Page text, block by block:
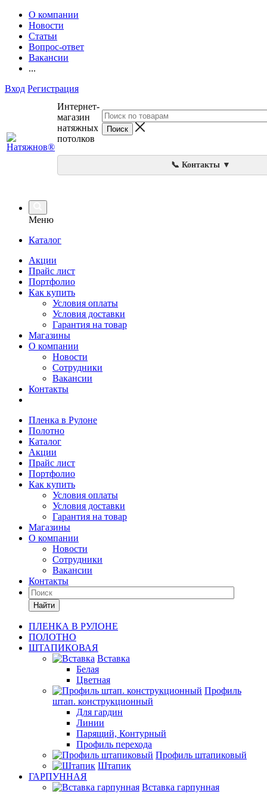
О компании
Новости
Статьи
Вопрос-ответ
Вакансии
...
Вход Регистрация
Интернет-
магазин
натяжных
потолков
📞 Контакты ▼
Меню
Каталог
Акции
Прайс лист
Портфолио
Как купить
Условия оплаты
Условия доставки
Гарантия на товар
Магазины
О компании
Новости
Сотрудники
Вакансии
Контакты
Пленка в Рулоне
Полотно
Каталог
Акции
Прайс лист
Портфолио
Как купить
Условия оплаты
Условия доставки
Гарантия на товар
Магазины
О компании
Новости
Сотрудники
Вакансии
Контакты
Найти
ПЛЕНКА В РУЛОНЕ
ПОЛОТНО
ШТАПИКОВАЯ
Вставка
Белая
Цветная
Профиль
штап. конструкционный
Для гардин
Линии
Парящий, Контурный
Профиль перехода
Профиль штапиковый
Штапик
ГАРПУННАЯ
Вставка гарпунная